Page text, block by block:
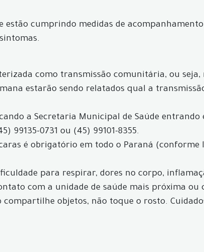
estão cumprindo medidas de
como transmissão comunitária, ou
estarão sendo relatados qual a
a Secretaria Municipal de Saúde
99135-0731 ou (45) 99101-8355.
é obrigatório em todo o Paraná
para respirar, dores no corpo,
com a unidade de saúde mais próxima ou
compartilhe objetos, não toque o rosto.